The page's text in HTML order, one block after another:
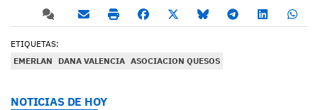
ETIQUETAS:
EMERLAN
DANA VALENCIA ASOCIACION QUESOS
NOTICIAS DE HOY